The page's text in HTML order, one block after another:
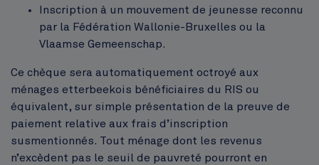
Inscription à un mouvement de jeunesse reconnu
par la Fédération Wallonie-Bruxelles ou la
Vlaamse Gemeenschap.
Ce chèque sera automatiquement octroyé aux
ménages etterbeekois bénéficiaires du RIS ou
équivalent, sur simple présentation de la preuve de
paiement relative aux frais d’inscription
susmentionnés. Tout ménage dont les revenus
n’excèdent pas le seuil de pauvreté pourront en